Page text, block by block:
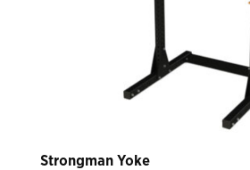
Strongman Yoke